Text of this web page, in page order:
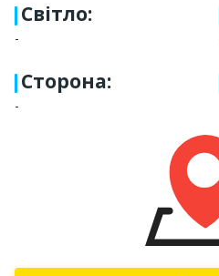
Світло:
-
Сторона:
-